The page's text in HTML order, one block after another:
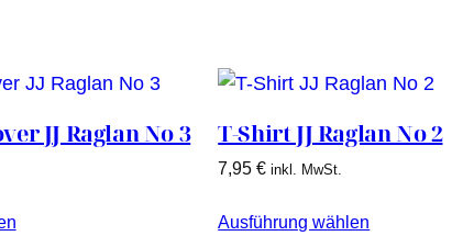
JJ Raglan No 3 T-Shirt JJ Raglan No 2
7,95€ inkl. MwSt.
Ausführung wählen